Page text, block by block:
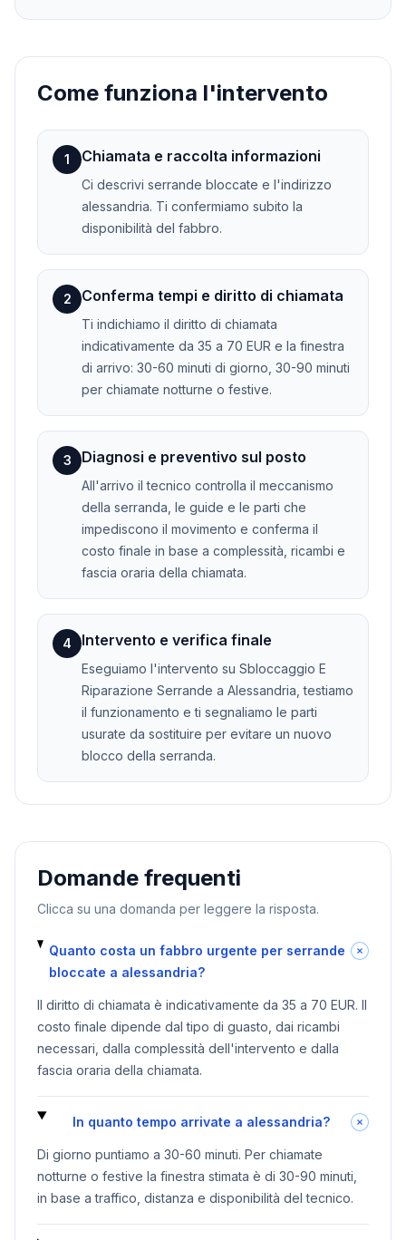
Come funziona l'intervento
1 Chiamata e raccolta informazioni
Ci descrivi serrande bloccate e l'indirizzo
alessandria. Ti confermiamo subito la
disponibilità del fabbro.
2 Conferma tempi e diritto di chiamata
Ti indichiamo il diritto di chiamata
indicativamente da 35 a 70 EUR e la finestra
di arrivo: 30-60 minuti di giorno, 30-90 minuti
per chiamate notturne o festive.
3 Diagnosi e preventivo sul posto
All'arrivo il tecnico controlla il meccanismo
della serranda, le guide e le parti che
impediscono il movimento e conferma il
costo finale in base a complessità, ricambi e
fascia oraria della chiamata.
4 Intervento e verifica finale
Eseguiamo l'intervento su Sbloccaggio E
Riparazione Serrande a Alessandria, testiamo
il funzionamento e ti segnaliamo le parti
usurate da sostituire per evitare un nuovo
blocco della serranda.
Domande frequenti
Clicca su una domanda per leggere la risposta.
Quanto costa un fabbro urgente per serrande
bloccate a alessandria?
Il diritto di chiamata è indicativamente da 35 a 70 EUR. Il
costo finale dipende dal tipo di guasto, dai ricambi
necessari, dalla complessità dell'intervento e dalla
fascia oraria della chiamata.
In quanto tempo arrivate a alessandria?
Di giorno puntiamo a 30-60 minuti. Per chiamate
notturne o festive la finestra stimata è di 30-90 minuti,
in base a traffico, distanza e disponibilità del tecnico.